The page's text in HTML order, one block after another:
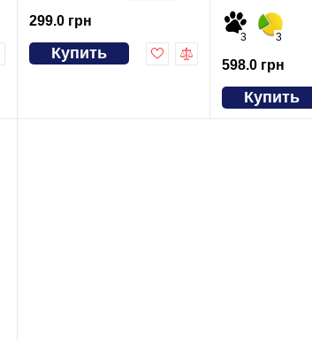
299.0 грн
Купить
3 3
598.0 грн
Купить